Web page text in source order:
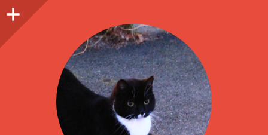
O
p
e
n
i
d
e
b
a
Seitenleiste